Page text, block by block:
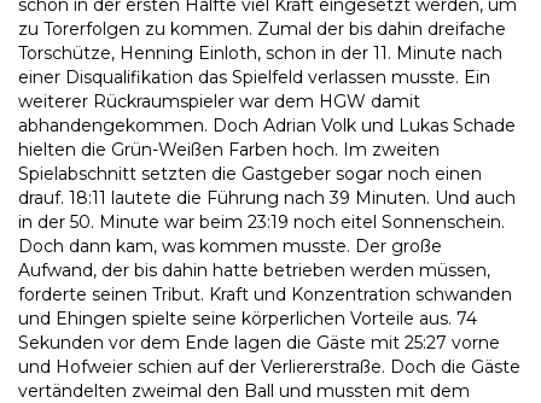
schon in der ersten Hälfte viel Kraft eingesetzt werden, um
zu Torerfolgen zu kommen. Zumal der bis dahin dreifache
Torschütze, Henning Einloth, schon in der 11. Minute nach
einer Disqualifikation das Spielfeld verlassen musste. Ein
weiterer Rückraumspieler war dem HGW damit
abhandengekommen. Doch Adrian Volk und Lukas Schade
hielten die Grün-Weißen Farben hoch. Im zweiten
Spielabschnitt setzten die Gastgeber sogar noch einen
drauf. 18:11 lautete die Führung nach 39 Minuten. Und auch
in der 50. Minute war beim 23:19 noch eitel Sonnenschein.
Doch dann kam, was kommen musste. Der große
Aufwand, der bis dahin hatte betrieben werden müssen,
forderte seinen Tribut. Kraft und Konzentration schwanden
und Ehingen spielte seine körperlichen Vorteile aus. 74
Sekunden vor dem Ende lagen die Gäste mit 25:27 vorne
und Hofweier schien auf der Verliererstraße. Doch die Gäste
vertändelten zweimal den Ball und mussten mit dem